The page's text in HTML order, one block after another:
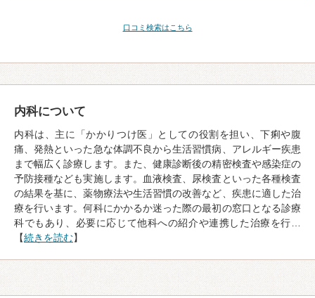
口コミ検索はこちら
内科について
内科は、主に「かかりつけ医」としての役割を担い、下痢や腹
痛、発熱といった急な体調不良から生活習慣病、アレルギー疾患
まで幅広く診療します。また、健康診断後の精密検査や感染症の
予防接種なども実施します。血液検査、尿検査といった各種検査
の結果を基に、薬物療法や生活習慣の改善など、疾患に適した治
療を行います。何科にかかるか迷った際の最初の窓口となる診療
科でもあり、必要に応じて他科への紹介や連携した治療を行…
【続きを読む】